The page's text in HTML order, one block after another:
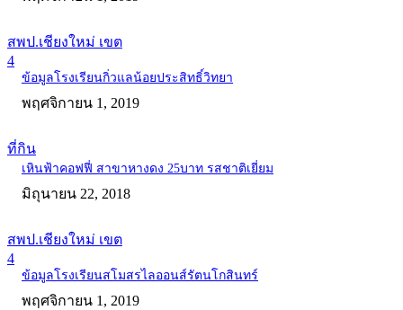
สพป.เชียงใหม่ เขต
4
ข้อมูลโรงเรียนกิ่วแลน้อยประสิทธิ์วิทยา
พฤศจิกายน 1, 2019
ที่กิน
เหินฟ้าคอฟฟี่ สาขาหางดง 25บาท รสชาติเยี่ยม
มิถุนายน 22, 2018
สพป.เชียงใหม่ เขต
4
ข้อมูลโรงเรียนสโมสรไลออนส์รัตนโกสินทร์
พฤศจิกายน 1, 2019